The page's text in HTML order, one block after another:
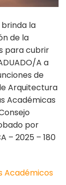
brinda la
de la
para cubrir
A a
de
Arquitectura
Académicas
por
– 2025 – 180
Académicos